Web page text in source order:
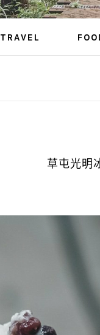
TRAVEL
草屯光明